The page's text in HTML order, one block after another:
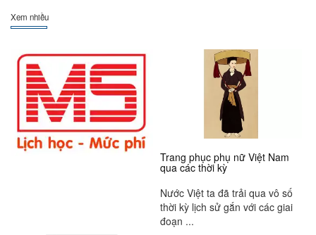
Xem nhiều
Trang phục phụ nữ Việt Nam
qua các thời kỳ
Nước Việt ta đã trải qua vô số
thời kỳ lịch sử gắn với các giai
đoạn ...